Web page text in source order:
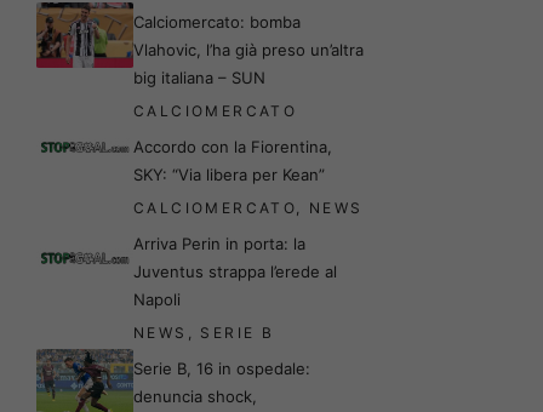
Calciomercato: bomba
Vlahovic, l’ha già preso un’altra
big italiana – SUN
CALCIOMERCATO
Accordo con la Fiorentina,
SKY: “Via libera per Kean”
CALCIOMERCATO NEWS
Arriva Perin in porta: la
Juventus strappa l’erede al
Napoli
NEWS SERIE B
Serie B, 16 in ospedale:
denuncia shock,